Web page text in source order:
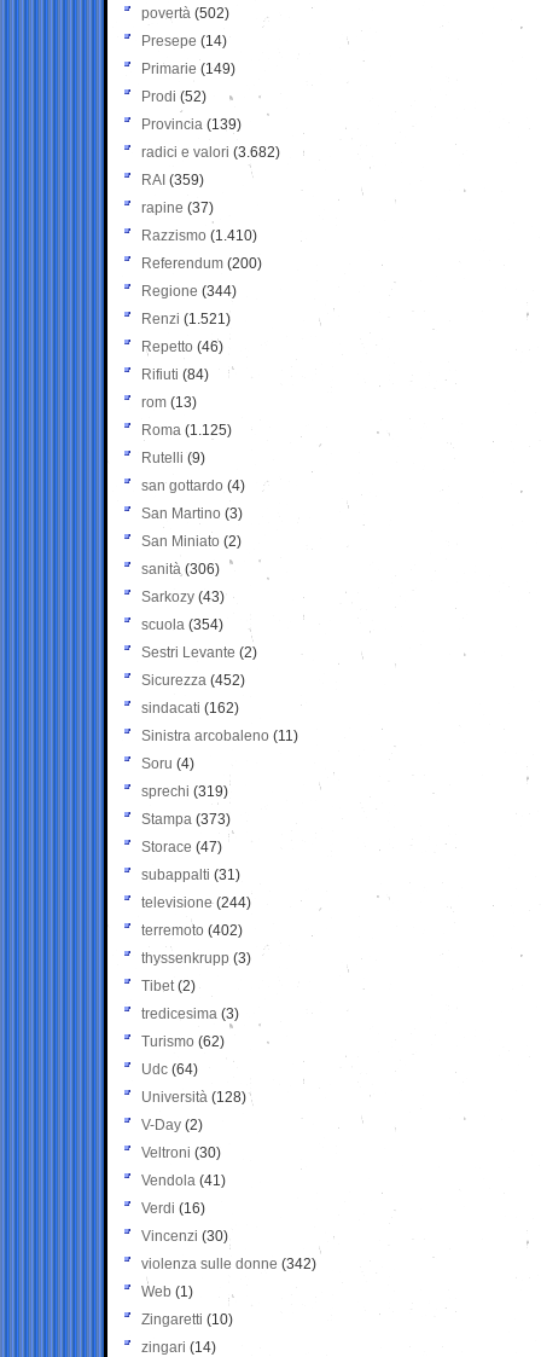
povertà (502)
Presepe (14)
Primarie (149)
Prodi (52)
Provincia (139)
radici e valori (3.682)
RAI (359)
rapine (37)
Razzismo (1.410)
Referendum (200)
Regione (344)
Renzi (1.521)
Repetto (46)
Rifiuti (84)
rom (13)
Roma (1.125)
Rutelli (9)
san gottardo (4)
San Martino (3)
San Miniato (2)
sanità (306)
Sarkozy (43)
scuola (354)
Sestri Levante (2)
Sicurezza (452)
sindacati (162)
Sinistra arcobaleno (11)
Soru (4)
sprechi (319)
Stampa (373)
Storace (47)
subappalti (31)
televisione(244)
terremoto (402)
thyssenkrupp (3)
Tibet(2)
tredicesima (3)
Turismo (62)
Udc (64)
Università (128)
V-Day (2)
Veltroni (30)
Vendola (41)
Verdi (16)
Vincenzi (30)
violenza sulle donne (342)
Web (1)
Zingaretti (10)
zingari (14)